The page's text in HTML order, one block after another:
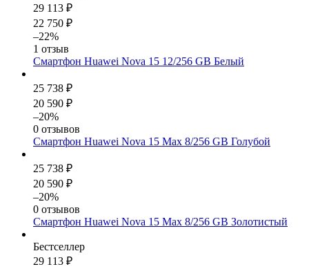
29 113 ₽
22 750 ₽
–22%
1 отзыв
Смартфон Huawei Nova 15 12/256 GB Белый
25 738 ₽
20 590 ₽
–20%
0 отзывов
Смартфон Huawei Nova 15 Max 8/256 GB Голубой
25 738 ₽
20 590 ₽
–20%
0 отзывов
Смартфон Huawei Nova 15 Max 8/256 GB Золотистый
Бестселлер
29 113 ₽